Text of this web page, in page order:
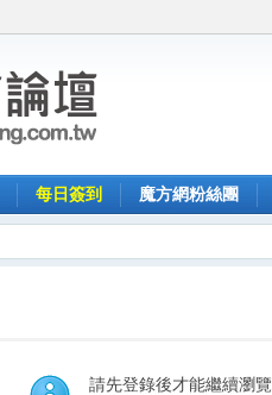
每日簽到 魔方網粉絲團
請先登錄後才能繼續瀏覽